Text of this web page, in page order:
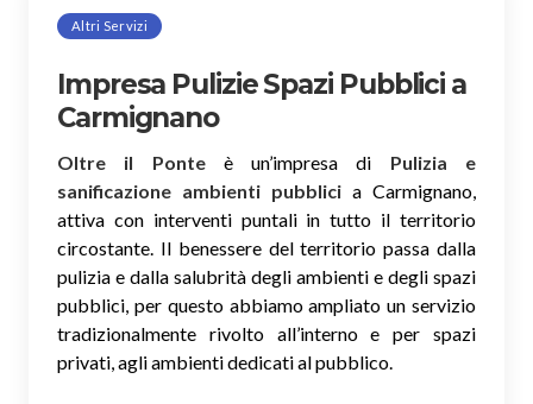
Altri Servizi
Impresa Pulizie Spazi Pubblici a
Carmignano
Oltre il Ponteè un’impresa di Pulizia e
sanificazione ambienti pubblici a Carmignano,
attiva con interventi puntali in tutto il territorio
circostante. Il benessere del territorio passa dalla
pulizia e dalla salubrità degli ambienti e degli spazi
pubblici, per questo abbiamo ampliato un servizio
tradizionalmente rivolto all’interno e per spazi
privati, agli ambienti dedicati al pubblico.